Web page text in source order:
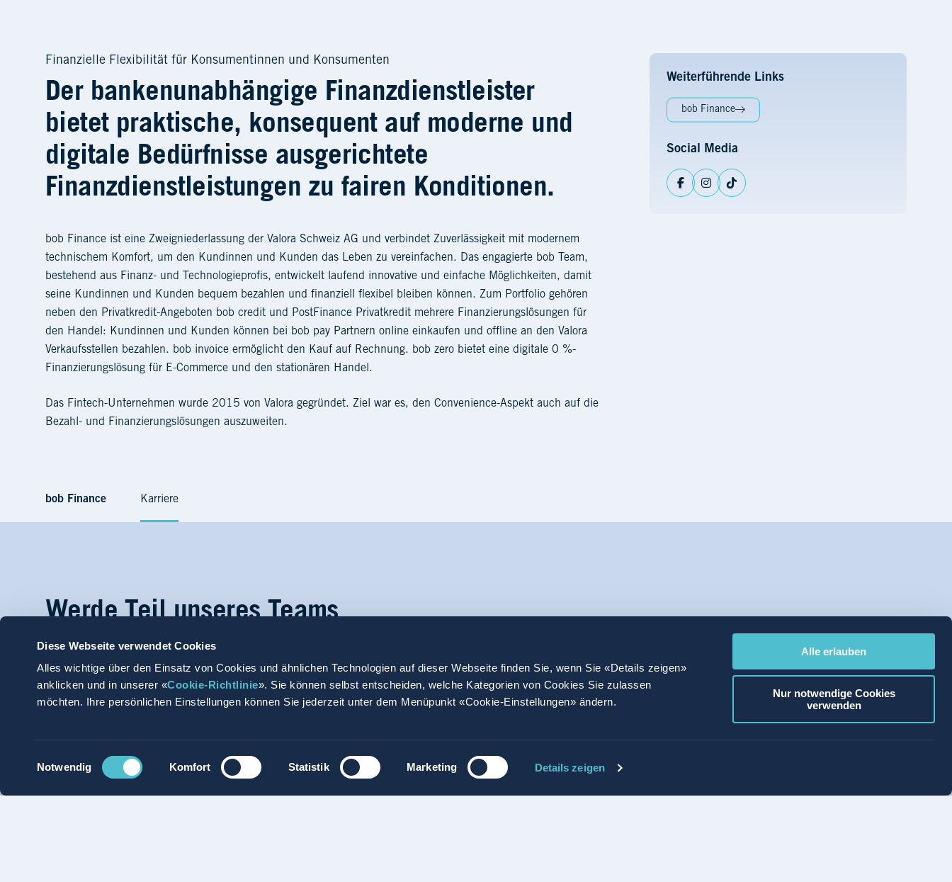
Diese Webseite verwendet Cookies
Alles wichtige über den Einsatz von Cookies und ähnlichen Technologien auf dieser Webseite finden Sie, wenn Sie «Details zeigen»
anklicken und in unserer «Cookie-Richtlinie». Sie können selbst entscheiden, welche Kategorien von Cookies Sie zulassen
möchten. Ihre persönlichen Einstellungen können Sie jederzeit unter dem Menüpunkt «Cookie-Einstellungen» ändern.
Einwilligungsauswahl
Notwendig Komfort Statistik Marketing Details zeigen
Alle erlauben
Nur notwendige Cookies
verwenden
Finanzielle Flexibilität für Konsumentinnen und Konsumenten
Der bankenunabhängige Finanzdienstleister
bietet praktische, konsequent auf moderne und
digitale Bedürfnisse ausgerichtete
Finanzdienstleistungen zu fairen Konditionen.
bob Finance ist eine Zweigniederlassung der Valora Schweiz AG und verbindet Zuverlässigkeit mit modernem
technischem Komfort, um den Kundinnen und Kunden das Leben zu vereinfachen. Das engagierte bob Team,
bestehend aus Finanz- und Technologieprofis, entwickelt laufend innovative und einfache Möglichkeiten, damit
seine Kundinnen und Kunden bequem bezahlen und finanziell flexibel bleiben können. Zum Portfolio gehören
neben den Privatkredit-Angeboten bob credit und PostFinance Privatkredit mehrere Finanzierungslösungen für
den Handel: Kundinnen und Kunden können bei bob pay Partnern online einkaufen und offline an den Valora
Verkaufsstellen bezahlen. bob invoice ermöglicht den Kauf auf Rechnung. bob zero bietet eine digitale 0 %-
Finanzierungslösung für E-Commerce und den stationären Handel.
Das Fintech-Unternehmen wurde 2015 von Valora gegründet. Ziel war es, den Convenience-Aspekt auch auf die
Bezahl- und Finanzierungslösungen auszuweiten.
Weiterführende Links
bob Finance
Social Media
FacebookInstagram
TikTok
bob Finance Karriere
Werde Teil unseres Teams
anhaltenden Erfolg. Wir schätzen gute Ideen und setzen diese mit viel Gestaltungs- und
Entwicklungsraum um. Wir sind immer genau da, wo die Kunden uns brauchen und sorgen für ihr
kleines Glück unterwegs.